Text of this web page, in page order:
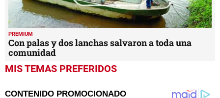
PREMIUM
Con palas y dos lanchas salvaron a toda una
comunidad
MIS TEMAS PREFERIDOS